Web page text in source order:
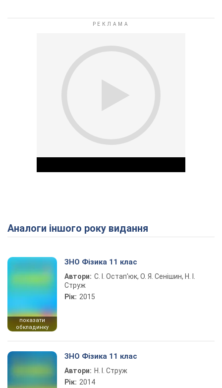
Play Video
Аналоги іншого року видання
показати
обкладинку
ЗНО Фізика 11 клас
Автори: С. І. Остап'юк, О. Я. Сенішин, Н. І.
Струж
Рік: 2015
ЗНО Фізика 11 клас
Автори: Н. І. Струж
Рік: 2014